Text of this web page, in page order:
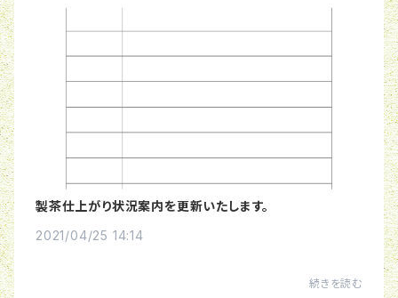
製茶仕上がり状況案内を更新いたします。
2021/04/25 14:14
続きを読む